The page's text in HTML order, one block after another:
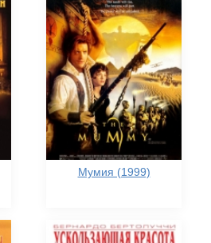
Мумия (1999)